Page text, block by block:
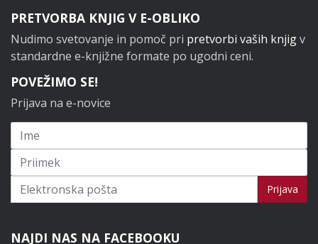
PRETVORBA KNJIG V E-OBLIKO
Nudimo svetovanje in pomoč pri pretvorbi vaših knjigv
standardne e-knjižne formate po ugodni ceni.
POVEŽIMO SE!
Prijava na e-novice
Prijavi se na novice Prijava
NAJDI NAS NA FACEBOOKU